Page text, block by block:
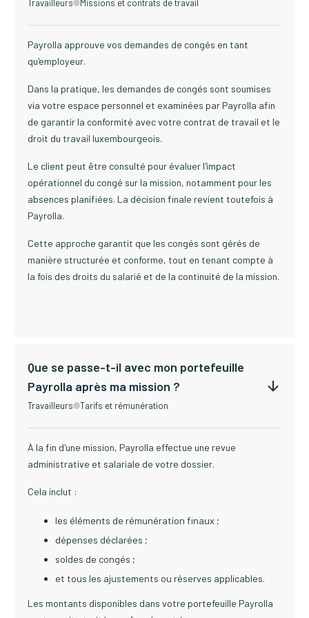
Travailleurs Missions et contrats de travail
Payrolla approuve vos demandes de congés en tant
qu'employeur.
Dans la pratique, les demandes de congés sont soumises
via votre espace personnel et examinées par Payrolla afin
de garantir la conformité avec votre contrat de travail et le
droit du travail luxembourgeois.
Le client peut être consulté pour évaluer l'impact
opérationnel du congé sur la mission, notamment pour les
absences planifiées. La décision finale revient toutefois à
Payrolla.
Cette approche garantit que les congés sont gérés de
manière structurée et conforme, tout en tenant compte à
la fois des droits du salarié et de la continuité de la mission.
Que se passe-t-il avec mon portefeuille
Payrolla après ma mission ?
Travailleurs Tarifs et rémunération
À la fin d'une mission, Payrolla effectue une revue
administrative et salariale de votre dossier.
Cela inclut :
les éléments de rémunération finaux ;
dépenses déclarées ;
soldes de congés ;
et tous les ajustements ou réserves applicables.
Les montants disponibles dans votre portefeuille Payrolla